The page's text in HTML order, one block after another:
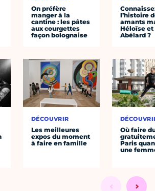
On préfère
manger à la
cantine : les pâtes
aux courgettes
façon bolognaise
DÉCOUVRIR
Les meilleures
expos du moment
à faire en famille
l’histoire
amants
Héloïse et
Abélard ?
Où faire
Paris
une